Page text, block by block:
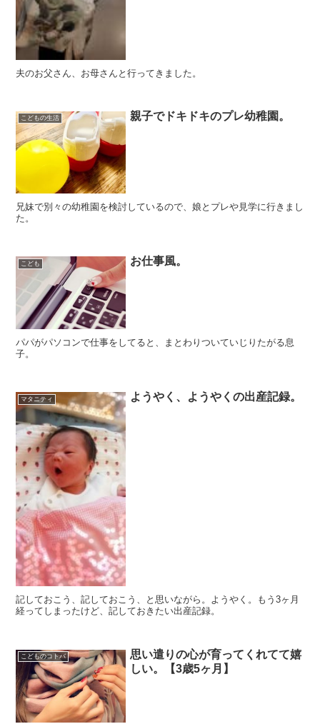
夫のお父さん、お母さんと行ってきました。
こどもの生活 親子でドキドキのプレ幼稚園。
兄妹で別々の幼稚園を検討しているので、娘とプレや見学に行きまし
た。
こども お仕事風。
パパがパソコンで仕事をしてると、まとわりついていじりたがる息
子。
マタニティ ようやく、ようやくの出産記録。
記しておこう、記しておこう、と思いながら。ようやく。もう3ヶ月
経ってしまったけど、記しておきたい出産記録。
こどものコトバ
思い遣りの心が育ってくれてて嬉
しい。【3歳5ヶ月】